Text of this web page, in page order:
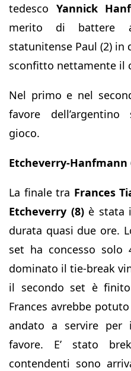
tedesco Yannick
merito di battere
statunitense Paul (2) in
sconfitto nettamente il
Nel primo e nel
favore
gioco.
Etcheverry-Hanfmann
La finale tra Frances
Etcheverry (8)è stata
durata quasi due ore.
set ha concesso
dominato il tie-break
il secondo set è
Frances avrebbe
andato a servire
favore. E’ stato
contendenti sono